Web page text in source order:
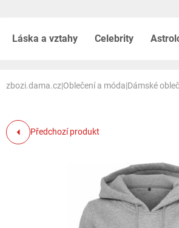
Láska a vztahy Celebrity
zbozi.dama.cz|Oblečení a móda|Dámské
Předchozí produkt